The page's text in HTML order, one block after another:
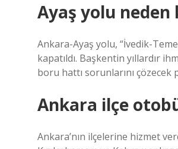
Ayaş yolu neden
Ankara-Ayaş yolu, “İvedik-
kapatıldı. Başkentin yıllardır
boru hattı sorunlarını çözecek
Ankara ilçe
Ankara’nın ilçelerine hizmet